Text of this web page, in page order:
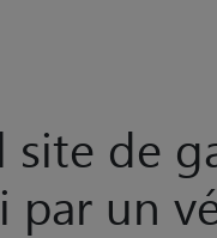
site de
par un